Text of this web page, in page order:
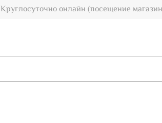
Круглосуточно онлайн (посещение